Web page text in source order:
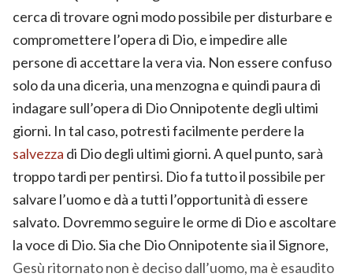
cerca di trovare ogni modo possibile per disturbare e
compromettere l’opera di Dio, e impedire alle
persone di accettare la vera via. Non essere confuso
solo da una diceria, una menzogna e quindi paura di
indagare sull’opera di Dio Onnipotente degli ultimi
giorni. In tal caso, potresti facilmente perdere la
salvezza di Dio degli ultimi giorni. A quel punto, sarà
troppo tardi per pentirsi. Dio fa tutto il possibile per
salvare l’uomo e dà a tutti l’opportunità di essere
salvato. Dovremmo seguire le orme di Dio e ascoltare
la voce di Dio. Sia che Dio Onnipotente sia il Signore,
Gesù ritornato non è deciso dall’uomo, ma è esaudito